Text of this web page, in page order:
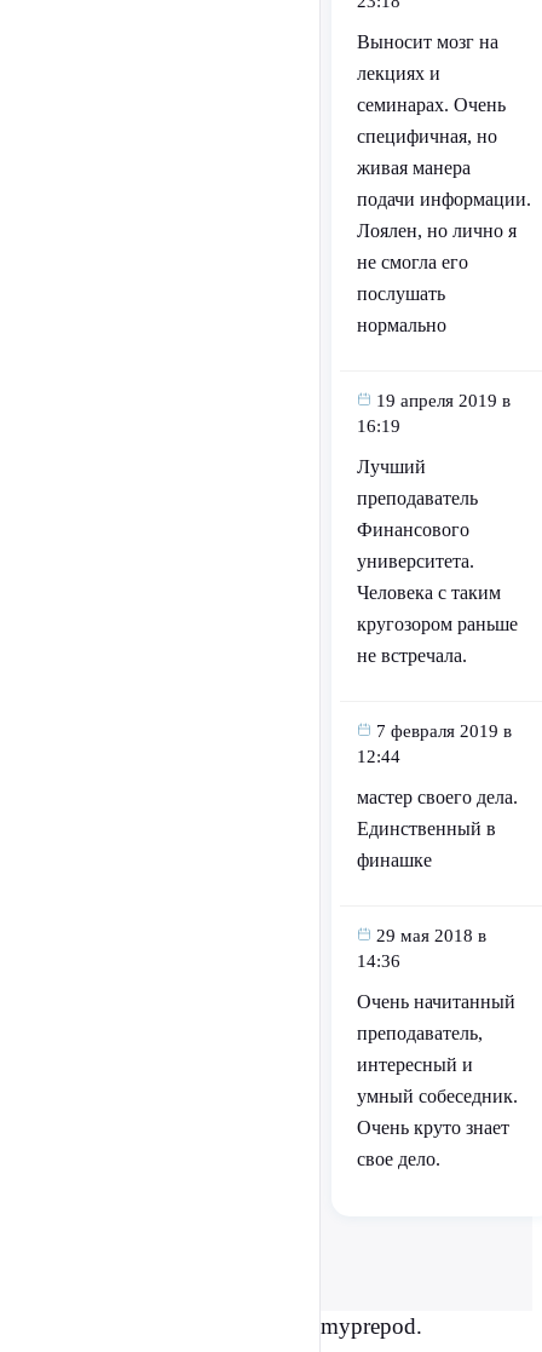
Выносит мозг на
лекциях и
семинарах. Очень
специфичная, но
живая манера
подачи информации.
Лоялен, но лично я
не смогла его
послушать
нормально
19 апреля 2019 в
16:19
Лучший
преподаватель
Финансового
университета.
Человека с таким
кругозором раньше
не встречала.
7 февраля 2019 в
12:44
мастер своего дела.
Единственный в
финашке
29 мая 2018 в
14:36
Очень начитанный
преподаватель,
интересный и
умный собеседник.
Очень круто знает
свое дело.
myprepod.